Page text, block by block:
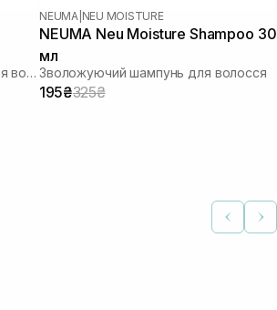
Незмивний відновлюючий засіб для волосся
NEUMA| NEU MOISTURE
NEUMA Neu Moisture Shampoo 30
мл
Зволожуючий шампунь для волосся
195₴325₴